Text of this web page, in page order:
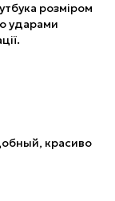
розміром
ударами
красиво